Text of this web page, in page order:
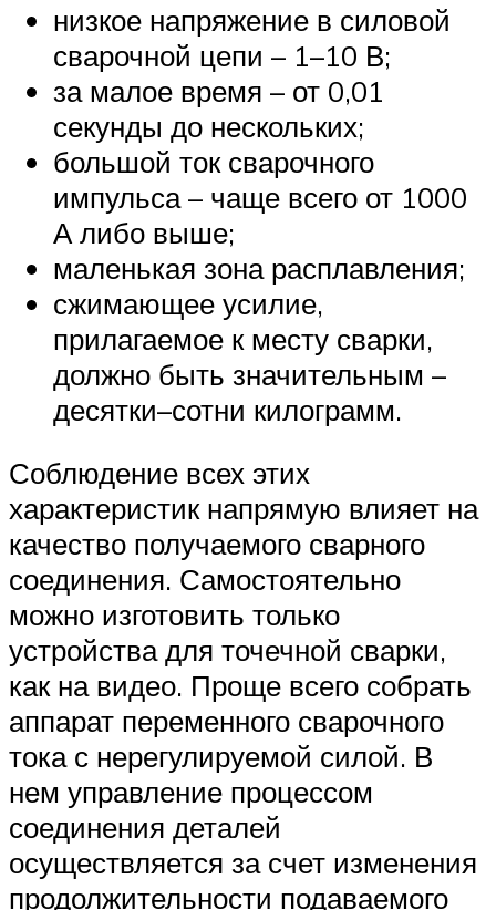
низкое напряжение в силовой
сварочной цепи – 1–10 В;
за малое время – от 0,01
секунды до нескольких;
большой ток сварочного
импульса – чаще всего от 1000
А либо выше;
маленькая зона расплавления;
сжимающее усилие,
прилагаемое к месту сварки,
должно быть значительным –
десятки–сотни килограмм.
Соблюдение всех этих
характеристик напрямую влияет на
качество получаемого сварного
соединения. Самостоятельно
можно изготовить только
устройства для точечной сварки,
как на видео. Проще всего собрать
аппарат переменного сварочного
тока с нерегулируемой силой. В
нем управление процессом
соединения деталей
осуществляется за счет изменения
продолжительности подаваемого